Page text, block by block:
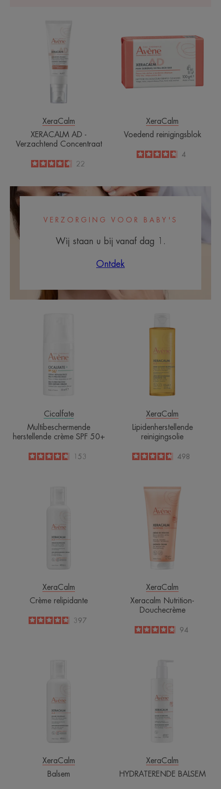
-
Verzachtend
Concentraat
XeraCalm
XERACALM AD -
Verzachtend Concentraat
4.6
/
5
22
XeraCalm
Voedend reinigingsblok
4.8
/
5
4
VERZORGING VOOR BABY'S
Wij staan u bij vanaf dag 1.
Ontdek
50+
Cicalfate
Multibeschermende
herstellende crème SPF 50+
4.7
/5153
XeraCalm
Lipidenherstellende
reinigingsolie
4.8
/
5
498
XeraCalm
Crème relipidante
4.8
/
5
397
Nutrition-
Douchecrème
XeraCalm
Xeracalm Nutrition-
Douchecrème
4.8
/
5
94
XeraCalm
Balsem
XeraCalm
HYDRATERENDE BALSEM